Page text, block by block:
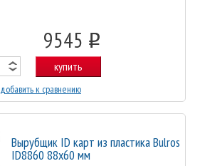
9545 o
купить
добавить к сравнению
Вырубщик ID карт из пластика Bulros
ID8860 88x60 мм